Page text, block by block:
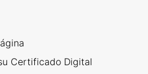
Certificado Digital